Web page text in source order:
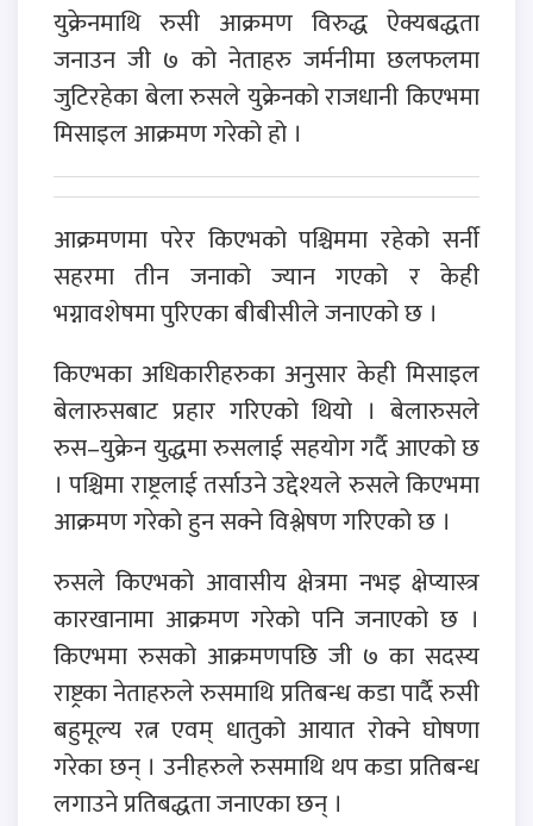
युक्रेनमाथि रुसी आक्रमण विरुद्ध ऐक्यबद्धता
जनाउन जी ७ को नेताहरु जर्मनीमा छलफलमा
जुटिरहेका बेला रुसले युक्रेनको राजधानी किएभमा
मिसाइल आक्रमण गरेको हो ।
आक्रमणमा परेर किएभको पश्चिममा रहेको सर्नी
सहरमा तीन जनाको ज्यान गएको र केही
भग्नावशेषमा पुरिएका बीबीसीले जनाएको छ ।
किएभका अधिकारीहरुका अनुसार केही मिसाइल
बेलारुसबाट प्रहार गरिएको थियो । बेलारुसले
रुस–युक्रेन युद्धमा रुसलाई सहयोग गर्दै आएको छ
। पश्चिमा राष्ट्रलाई तर्साउने उद्देश्यले रुसले किएभमा
आक्रमण गरेको हुन सक्ने विश्लेषण गरिएको छ ।
रुसले किएभको आवासीय क्षेत्रमा नभइ क्षेप्यास्त्र
कारखानामा आक्रमण गरेको पनि जनाएको छ ।
किएभमा रुसको आक्रमणपछि जी ७ का सदस्य
राष्ट्रका नेताहरुले रुसमाथि प्रतिबन्ध कडा पार्दै रुसी
बहुमूल्य रत्न एवम् धातुको आयात रोक्ने घोषणा
गरेका छन् । उनीहरुले रुसमाथि थप कडा प्रतिबन्ध
लगाउने प्रतिबद्धता जनाएका छन् ।